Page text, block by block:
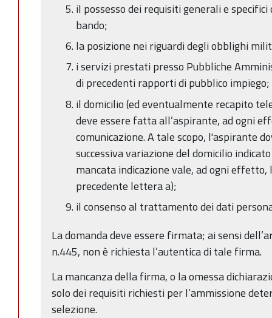
il possesso dei requisiti generali e
bando;
la posizione nei riguardi degli obblighi
i servizi prestati presso Pubbliche
di precedenti rapporti di pubblico impiego;
il domicilio (ed eventualmente recapito
deve essere fatta all’aspirante, ad ogni
comunicazione. A tale scopo, l'aspirante
successiva variazione del domicilio
mancata indicazione vale, ad ogni effetto,
precedente lettera a);
il consenso al trattamento dei dati
La domanda deve essere firmata; ai sensi
n.445, non è richiesta l’autentica di tale firma.
La mancanza della firma, o la omessa
solo dei requisiti richiesti per l’ammissione
selezione.